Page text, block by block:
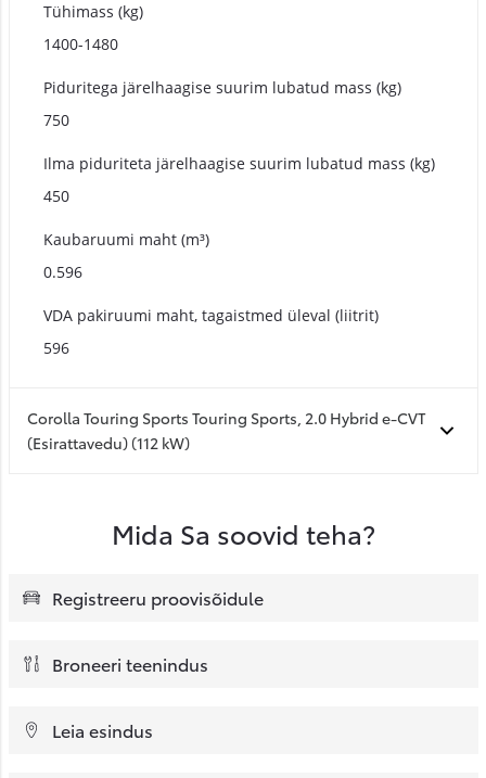
Tühimass (kg)
1400-1480
Piduritega järelhaagise suurim lubatud mass (kg)
750
Ilma piduriteta järelhaagise suurim lubatud mass (kg)
450
Kaubaruumi maht (m³)
0.596
VDA pakiruumi maht, tagaistmed üleval (liitrit)
596
Corolla Touring Sports Touring Sports, 2.0 Hybrid e-CVT
(Esirattavedu) (112 kW)
Mida Sa soovid teha?
Registreeru proovisõidule
Broneeri teenindus
Leia esindus